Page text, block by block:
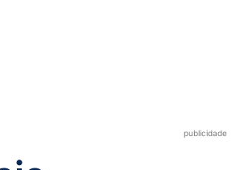
publicidade